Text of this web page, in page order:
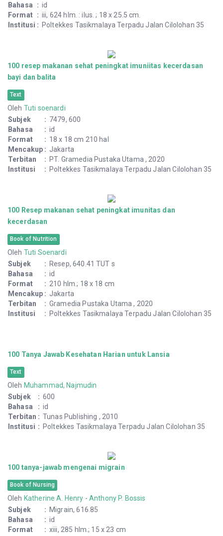
Text
Subjek : Tanaman Herbal, 635.7598
iii, 624 hlm. : ilus. ; 18 x 25.5 cm.
Poltekkes Tasikmalaya Terpadu Jalan Cilolohan 35
100 Plus Herbal Indonesia : bukti ilmiah & racikan vol.11
Text
Subjek
TANAMAN HERBAL, 635.7598
Bahasa
id
Format :iii, 624 hlm. : ilus. ; 18 x 25.5 cm.
Institusi
Poltekkes Tasikmalaya Terpadu Jalan Cilolohan 35
100 resep makanan sehat peningkat imuniitas kecerdasan
bayi dan balita
Oleh Tuti soenardi
Subjek
:7479, 600
Bahasa
: id
Format
: 18 x 18 cm 210 hal
Mencakup
: Jakarta
Terbitan
: PT. Gramedia Pustaka Utama , 2020
Institusi
: Poltekkes Tasikmalaya Terpadu Jalan Cilolohan 35
kecerdasan
Book of Nutrition
Oleh Tuti Soenardi
Subjek
:Resep, 640.41 TUT s
Bahasa
:
Format
:210 hlm.; 18 x 18 cm
Mencakup:Jakarta